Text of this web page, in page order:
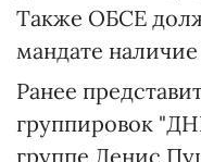
Также ОБСЕ
мандате
Ранее
группировок
группе Денис